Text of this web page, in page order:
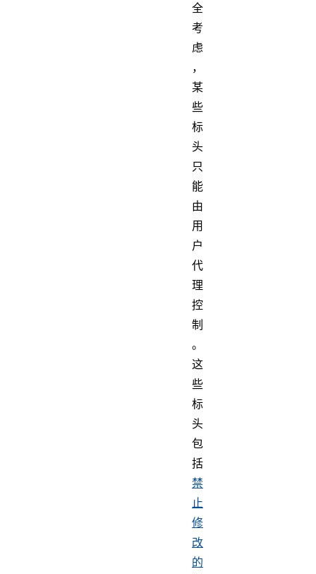
全
考
虑
，
某
些
标
头
只
能
由
用
户
代
理
控
制
。
这
些
标
头
包
括
禁
止
修
改
的